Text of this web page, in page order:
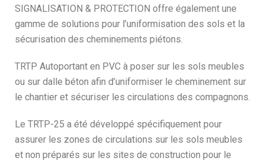
SIGNALISATION & PROTECTION offre également une
gamme de solutions pour l’uniformisation des sols et la
sécurisation des cheminements piétons.
TRTP Autoportant en PVC à poser sur les sols meubles
ou sur dalle béton afin d’uniformiser le cheminement sur
le chantier et sécuriser les circulations des compagnons.
Le TRTP-25 a été développé spécifiquement pour
assurer les zones de circulations sur les sols meubles
et non préparés sur les sites de construction pour le